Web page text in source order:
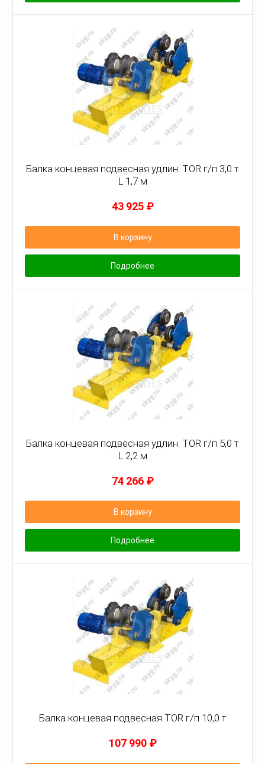
Балка концевая подвесная удлин. TOR г/п 3,0 т
L 1,7 м
43 925 ₽
В корзину
Подробнее
Балка концевая подвесная удлин. TOR г/п 5,0 т
L 2,2 м
74 266 ₽
В корзину
Подробнее
Балка концевая подвесная TOR г/п 10,0 т
107 990 ₽